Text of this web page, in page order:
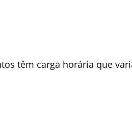
têm carga horária que